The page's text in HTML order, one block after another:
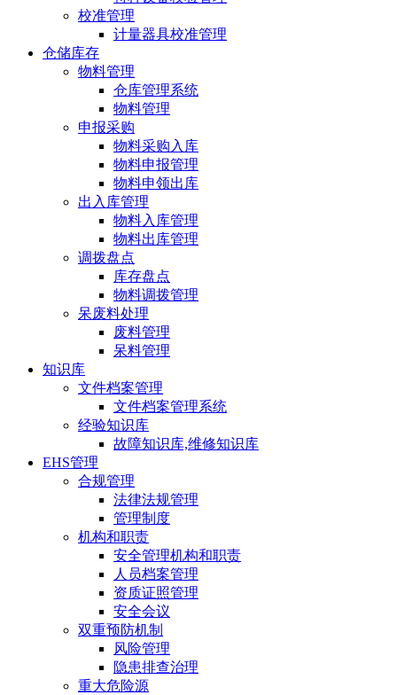
校准管理
计量器具校准管理
仓储库存
物料管理
仓库管理系统
物料管理
申报采购
物料采购入库
物料申报管理
物料申领出库
出入库管理
物料入库管理
物料出库管理
调拨盘点
库存盘点
物料调拨管理
呆废料处理
废料管理
呆料管理
知识库
文件档案管理
文件档案管理系统
经验知识库
故障知识库,维修知识库
EHS管理
合规管理
法律法规管理
管理制度
机构和职责
安全管理机构和职责
人员档案管理
资质证照管理
安全会议
双重预防机制
风险管理
隐患排查治理
重大危险源